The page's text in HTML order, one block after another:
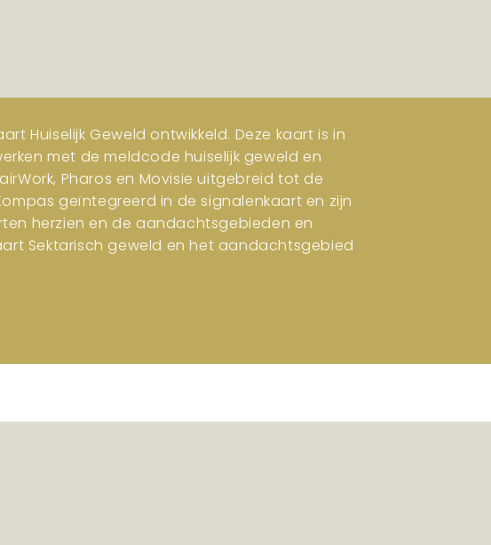
Huiselijk Geweld ontwikkeld. Deze kaart is in
met de meldcode huiselijk geweld en
Pharos en Movisie uitgebreid tot de
geïntegreerd in de signalenkaart en zijn
herzien en de aandachtsgebieden en
Sektarisch geweld en het aandachtsgebied